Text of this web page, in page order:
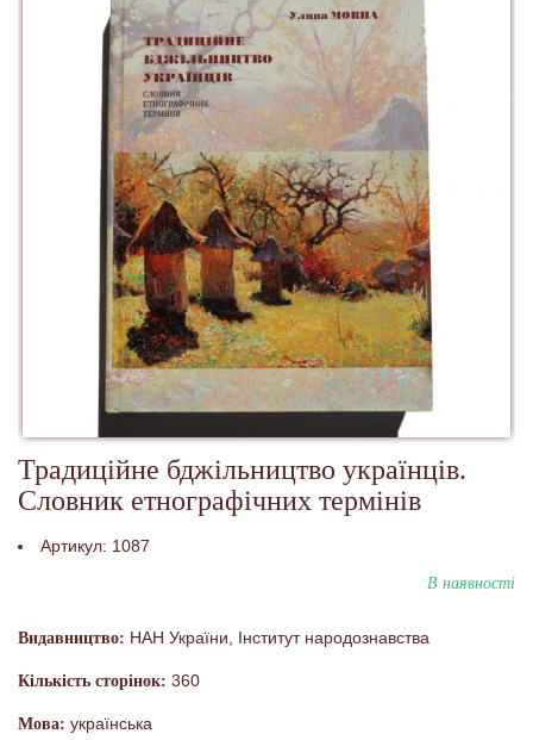
Традиційне бджільництво українців.
Словник етнографічних термінів
Артикул: 1087
В наявності
Видавництво: НАН України, Інститут народознавства
Кількість сторінок: 360
Мова: українська